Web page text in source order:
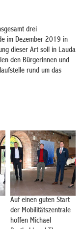
drei
im Dezember 2019 in
dieser Art soll in Lauda
den Bürgerinnen und
rund um das
Auf einen guten Start
der Mobilitätszentrale
hoffen Michael